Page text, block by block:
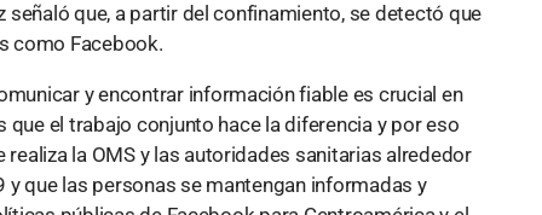
señaló que, a partir del confinamiento, se detectó que
como Facebook.
y encontrar información fiable es crucial en
el trabajo conjunto hace la diferencia y por eso
la OMS y las autoridades sanitarias alrededor
que las personas se mantengan informadas y